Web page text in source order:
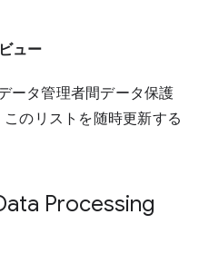
ュー
ータ管理者間データ保護
のリストを随時更新する
Processing